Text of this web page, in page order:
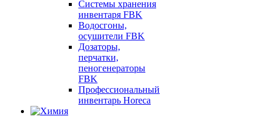
Системы хранения
инвентаря FBK
Водосгоны,
осушители FBK
Дозаторы,
перчатки,
пеногенераторы
FBK
Профессиональный
инвентарь Horeca